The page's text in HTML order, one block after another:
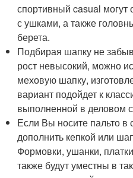
спортивный casual
с ушками, а также
берета.
Подбирая шапку не
рост невысокий, можно
меховую шапку,
вариант подойдет к
выполненной в деловом
Если Вы носите пальто в
дополнить кепкой или
Формовки, ушанки,
также будут уместны в